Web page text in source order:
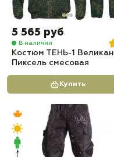
5 565 руб
В наличии
Костюм ТЕНЬ-1 Великан
Пиксель смесовая
Купить